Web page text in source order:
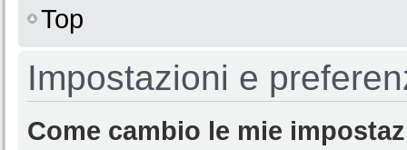
Top
Impostazioni e
Come cambio le mie